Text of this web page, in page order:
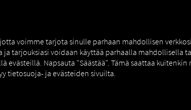
voimme tarjota sinulle parhaan mahdollisen
tarjouksiasi voidaan käyttää parhaalla mahdollisella
evästeillä. Napsauta "Säästää". Tämä saattaa
tietosuoja- ja evästeiden sivuilta.